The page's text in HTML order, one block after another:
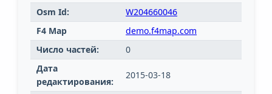
Osm Id:
W204660046
F4 Map
demo.f4map.com
Число частей:
0
Дата
редактирования:
2015-03-18